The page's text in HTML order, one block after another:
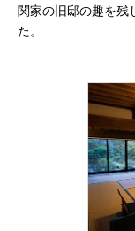
関家の旧邸の趣を残
た。